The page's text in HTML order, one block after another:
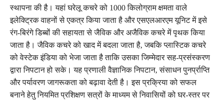
स्थापना की है। यहां घरेलू कचरे को 1000 किलोग्राम क्षमता वाले
इलेक्ट्रिक वाहनों से एकत्र किया जाता है और एसएलआरएम यूनिट में इसे
रंग-बिरंगे डिब्बों की सहायता से जैविक और अजैविक कचरे में पृथक किया
जाता है। जैविक कचरे को खाद में बदला जाता है, जबकि प्लास्टिक कचरे
को वेस्टेक इंडिया को भेजा जाता है ताकि उसका जिम्मेदार सह-प्रसंस्करण
द्वारा निपटान हो सके। यह प्रणाली वैज्ञानिक निपटान, संसाधन पुनर्प्राप्ति
और पर्यावरण जागरूकता को बढ़ावा देती है। इस प्रक्रिया को सफल
बनाने हेतु नियमित प्रशिक्षण सत्रों के माध्यम से निवासियों को घर-स्तर पर